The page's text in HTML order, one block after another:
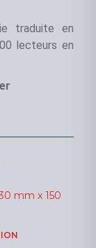
traduite en
lecteurs en
mm x 150